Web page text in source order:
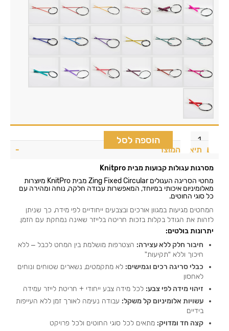
הוספה לסל
תיאור המוצר
מסרגות עגולות קבועות מבית Knitpro
מחטי הסריגה העגולים Zing Fixed Circular
מבית KnitPro מיוצרות
מאלומיניום איכותי במיוחד, המאפשרות עבודה חלקה, נוחה ומהירה עם
כל סוגי החוטים.
המחטים מגיעות במגוון אורכים ובצבעים ייחודיים לפי מידה, כך שניתן
לזהות את הגודל בקלות בזכות חריטה בלייזר שאינה נמחקת עם הזמן.
יתרונות בולטים:
חיבור חלק ללא עצירה: הצטרפות מושלמת בין המחט לכבל – ללא
חיכוך וללא “תקיעות”
כבלי סריגה רכים וגמישים: לא מתקמטים, נשארים שטוחים ונוחים
לאחסון
זיהוי מידה לפי צבע: לכל מידה צבע ייחודי + חריטת לייזר עמידה
עשויות אלומיניום קל משקל: עבודה נעימה לאורך זמן ללא העייפות
בידיים
קצה חד ומדויק: מתאים לכל סוגי החוטים ולכל פרויקט